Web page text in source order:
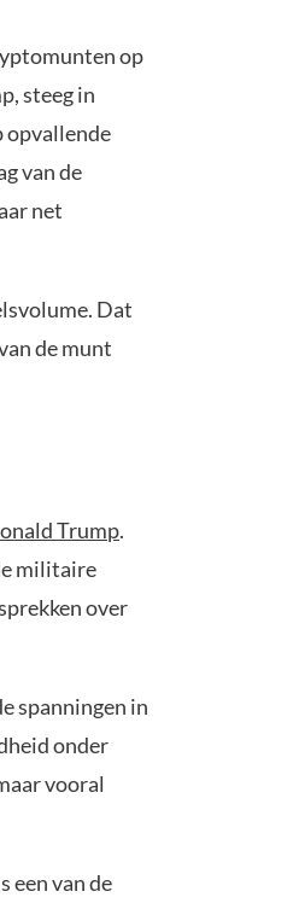
op
steeg in
opvallende
van de
net
Dat
de munt
Trump.
militaire
over
spanningen in
onder
vooral
een van de